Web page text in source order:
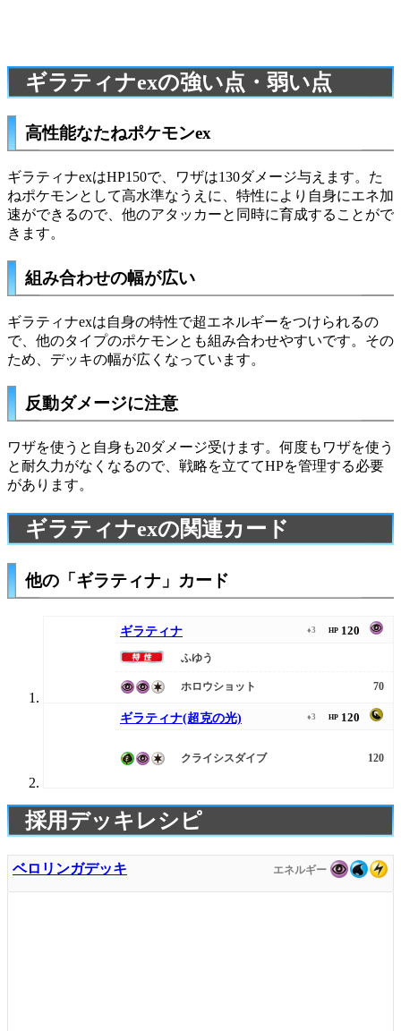
ギラティナexの強い点・弱い点
高性能なたねポケモンex
ギラティナexはHP150で、ワザは130ダメージ与えます。た
ねポケモンとして高水準なうえに、特性により自身にエネ加
速ができるので、他のアタッカーと同時に育成することがで
きます。
組み合わせの幅が広い
ギラティナexは自身の特性で超エネルギーをつけられるの
で、他のタイプのポケモンとも組み合わせやすいです。その
ため、デッキの幅が広くなっています。
反動ダメージに注意
ワザを使うと自身も20ダメージ受けます。何度もワザを使う
と耐久力がなくなるので、戦略を立ててHPを管理する必要
があります。
ギラティナexの関連カード
他の「ギラティナ」カード
ギラティナ ♦3 HP 120
ふゆう
ホロウショット 70
ギラティナ(超克の光) ♦3 HP 120
クライシスダイブ 120
採用デッキレシピ
ベロリンガデッキ